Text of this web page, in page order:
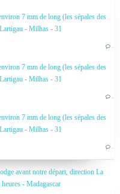
7 mm de long (les sépales des
- Milhas - 31
…
7 mm de long (les sépales des
- Milhas - 31
…
7 mm de long (les sépales des
- Milhas - 31
…
avant notre départ, direction La
- Madagascar